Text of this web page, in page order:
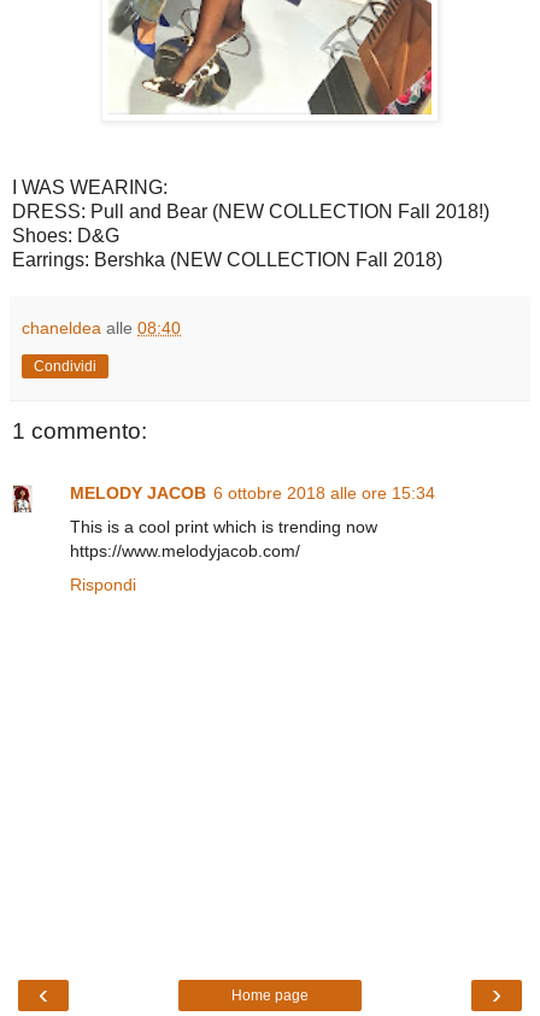
I WAS WEARING:
DRESS: Pull and Bear (NEW COLLECTION Fall 2018!)
Shoes: D&G
Earrings: Bershka (NEW COLLECTION Fall 2018)
chaneldea alle 08:40
Condividi
1 commento:
MELODY JACOB 6 ottobre 2018 alle ore 15:34
This is a cool print which is trending now
https://www.melodyjacob.com/
Rispondi
‹ ›
Home page